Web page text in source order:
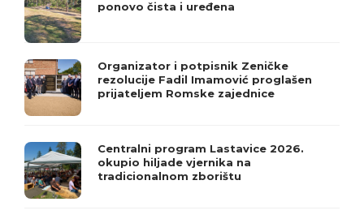
ponovo čista i uređena
Organizator i potpisnik Zeničke
rezolucije Fadil Imamović proglašen
prijateljem Romske zajednice
Centralni program Lastavice 2026.
okupio hiljade vjernika na
tradicionalnom zborištu